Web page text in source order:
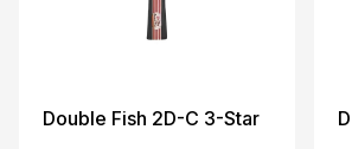
Double Fish 2D-C 3-Star